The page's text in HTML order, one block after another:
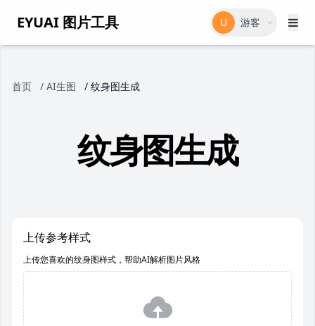
EYUAI 图片工具 U 游客
首页 / AI生图 / 纹身图生成
纹身图生成
上传参考样式
上传您喜欢的纹身图样式，帮助AI解析图片风格